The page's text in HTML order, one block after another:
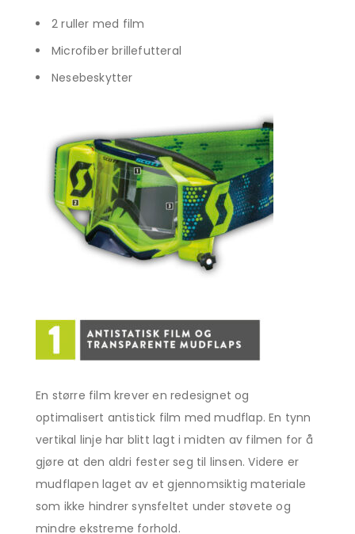
2 ruller med film
Microfiber brillefutteral
Nesebeskytter
En større film krever en redesignet og
optimalisert antistick film med mudflap. En tynn
vertikal linje har blitt lagt i midten av filmen for å
gjøre at den aldri fester seg til linsen. Videre er
mudflapen laget av et gjennomsiktig materiale
som ikke hindrer synsfeltet under støvete og
mindre ekstreme forhold.